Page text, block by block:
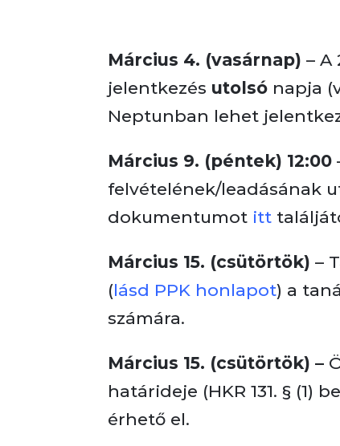
Március 4. (vasárnap) – A
jelentkezés utolsó napja
Neptunban lehet
Március 9. (péntek) 12:00
felvételének/leadásának
dokumentumot itt
Március 15. (csütörtök) –
(lásd PPK honlapot) a
számára.
Március 15. (csütörtök) –
határideje (HKR 131. § (1)
érhető el.